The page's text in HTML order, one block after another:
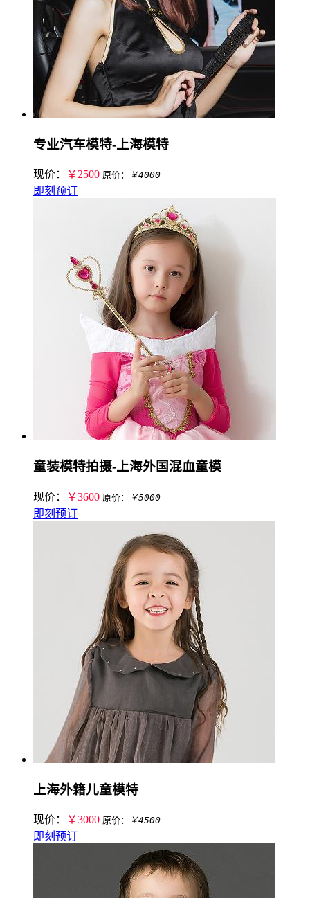
专业汽车模特-上海模特
现价： ￥2500 原价： ￥4000
即刻预订
童装模特拍摄-上海外国混血童模
现价： ￥3600 原价： ￥5000
即刻预订
上海外籍儿童模特
现价： ￥3000 原价： ￥4500
即刻预订